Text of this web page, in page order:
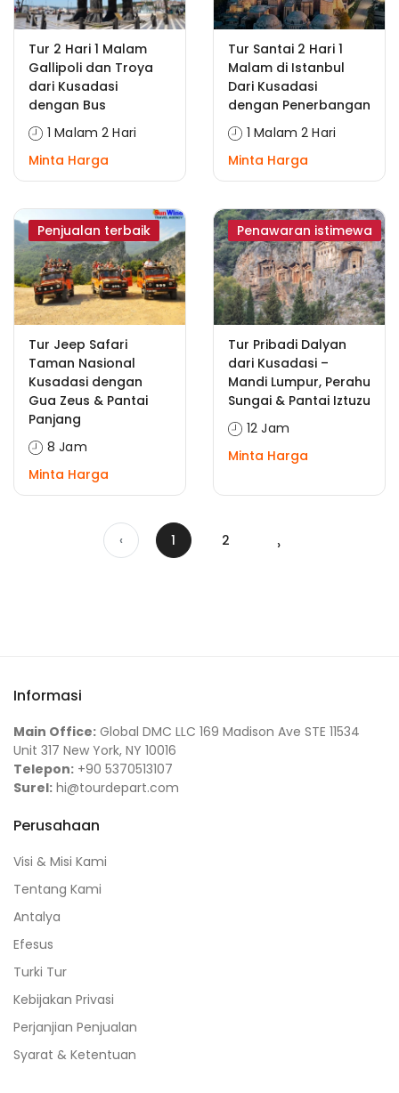
Tur 2 Hari 1 Malam
Gallipoli dan Troya
dari Kusadasi
dengan Bus
1 Malam 2 Hari
Minta Harga
Tur Santai 2 Hari 1
Malam di Istanbul
Dari Kusadasi
dengan Penerbangan
1 Malam 2 Hari
Minta Harga
Penjualan terbaik
Tur Jeep Safari
Taman Nasional
Kusadasi dengan
Gua Zeus & Pantai
Panjang
8 Jam
Minta Harga
Penawaran istimewa
Tur Pribadi Dalyan
dari Kusadasi –
Mandi Lumpur, Perahu
Sungai & Pantai Iztuzu
12 Jam
Minta Harga
‹ 1 2 ›
Informasi
Main Office: Global DMC LLC 169 Madison Ave STE 11534
Unit 317 New York, NY 10016
Telepon: +90 5370513107
Surel: hi@tourdepart.com
Perusahaan
Visi & Misi Kami
Tentang Kami
Antalya
Efesus
Turki Tur
Kebijakan Privasi
Perjanjian Penjualan
Syarat & Ketentuan